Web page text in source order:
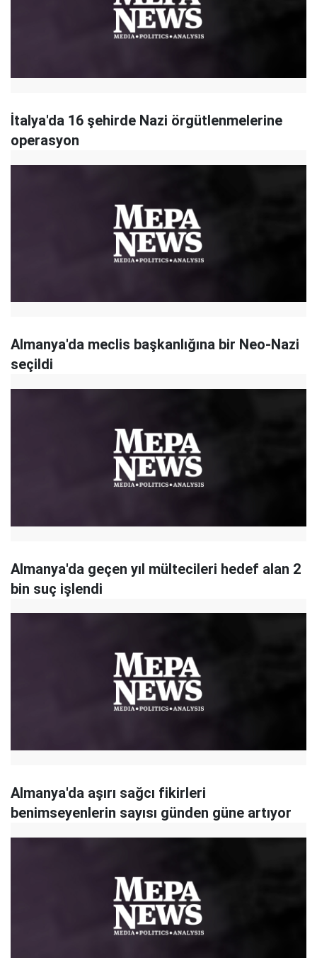
İtalya'da 16 şehirde Nazi örgütlenmelerine
operasyon
Almanya'da meclis başkanlığına bir Neo-Nazi
seçildi
Almanya'da geçen yıl mültecileri hedef alan 2
bin suç işlendi
Almanya'da aşırı sağcı fikirleri
benimseyenlerin sayısı günden güne artıyor